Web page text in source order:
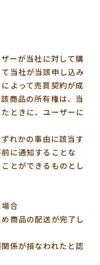
ーが当社に対して購
当社が当該申し込み
よって売買契約が成
商品の所有権は、当
ときに、ユーザーに
れかの事由に該当す
に通知することな
とができるものとし
合
商品の配送が完了し
係が損なわれたと認